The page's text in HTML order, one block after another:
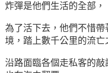
炸彈是他們生活的全部，
為了活下去，他們不惜
境，踏上數千公里的流亡
沿路面臨各個走私客的